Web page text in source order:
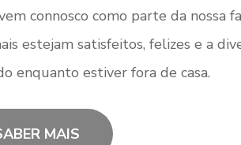
connosco como parte da nossa
estejam satisfeitos, felizes e a
enquanto estiver fora de casa.
MAIS